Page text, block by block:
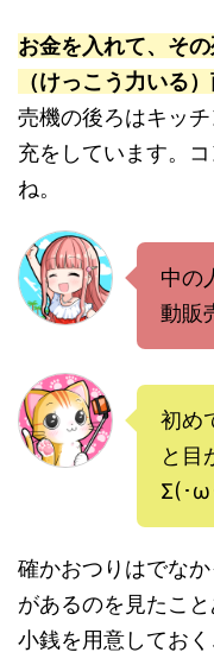
お金を入れて、そ
（けっこう力いる
売機の後ろはキッ
充をしています。
ね。
中の
動販
初め
と目
Σ(･ω
確かおつりはでな
があるのを見たこ
小銭を用意してお